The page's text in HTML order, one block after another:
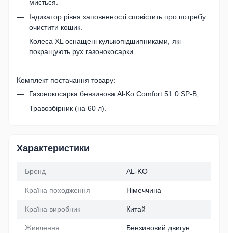
миється.
Індикатор рівня заповненості сповістить про потребу
очистити кошик.
Колеса XL оснащені кулькопідшипниками, які
покращують рух газонокосарки.
Комплект постачання товару:
Газонокосарка бензинова Al-Ko Comfort 51.0 SP-B;
Травозбірник (на 60 л).
Характеристики
Бренд AL-KO
Країна походження Німеччина
Країна виробник Китай
Живлення Бензиновий двигун